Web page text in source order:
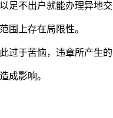
足不出户就能办理异地
围上存在局限性。
过于苦恼，违章所产生
成影响。